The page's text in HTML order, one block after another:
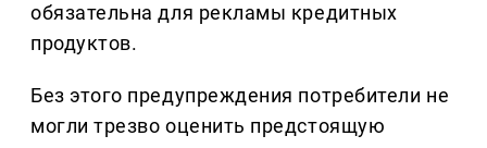
обязательна для рекламы кредитных
продуктов.
Без этого предупреждения потребители не
могли трезво оценить предстоящую